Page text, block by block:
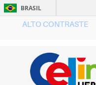
BRASIL
ALTO CONTRASTE